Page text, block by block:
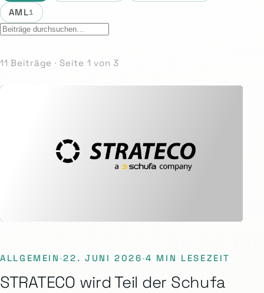
AML1
11 Beiträge · Seite 1 von 3
ALLGEMEIN ·22. JUNI 2026·4 MIN LESEZEIT
STRATECO wird Teil der Schufa